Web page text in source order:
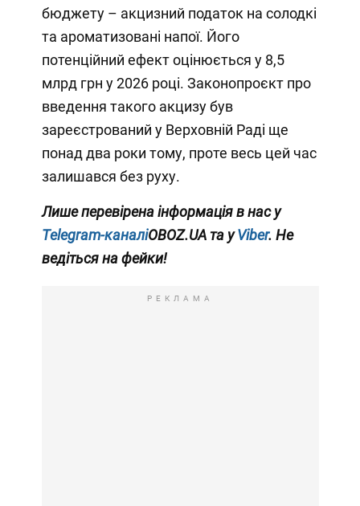
бюджету – акцизний податок на солодкі
та ароматизовані напої. Його
потенційний ефект оцінюється у 8,5
млрд грн у 2026 році. Законопроєкт про
введення такого акцизу був
зареєстрований у Верховній Раді ще
понад два роки тому, проте весь цей час
залишався без руху.
Лише перевірена інформація в нас у
Telegram-каналіOBOZ.UA та уViber. Не
ведіться на фейки!
РЕКЛАМА